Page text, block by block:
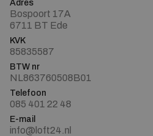
Adres
Bospoort 17A
6711 BT Ede
KVK
85835587
BTW nr
NL863760508B01
Telefoon
085 401 22 48
E-mail
info@loft24.nl